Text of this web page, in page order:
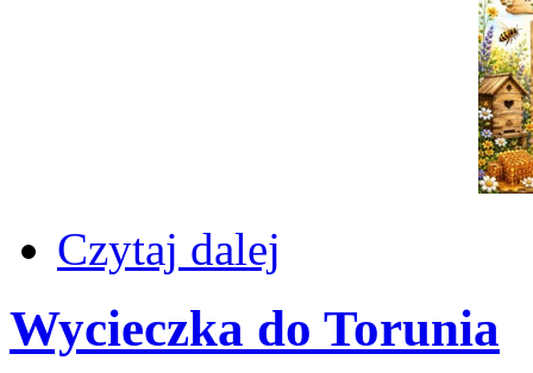
Czytaj dalej
Wycieczka do Torunia